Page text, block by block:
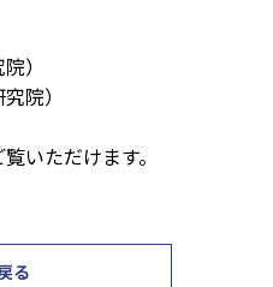
）
院）
いただけます。
る